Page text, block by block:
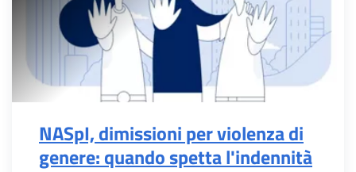
NASpI, dimissioni per violenza di
genere: quando spetta l'indennità